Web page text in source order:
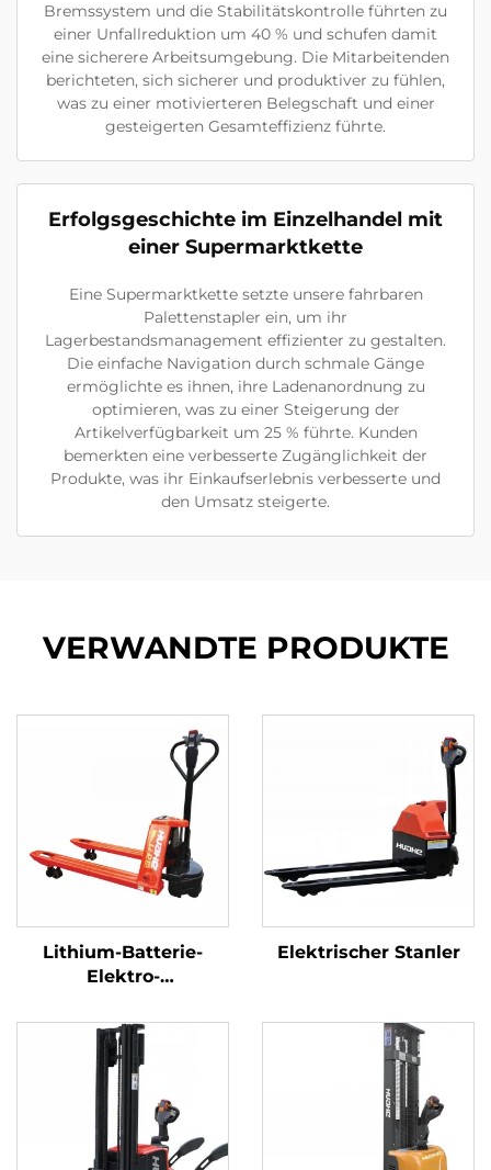
Bremssystem und die Stabilitätskontrolle führten zu
einer Unfallreduktion um 40 % und schufen damit
eine sicherere Arbeitsumgebung. Die Mitarbeitenden
berichteten, sich sicherer und produktiver zu fühlen,
was zu einer motivierteren Belegschaft und einer
gesteigerten Gesamteffizienz führte.
Erfolgsgeschichte im Einzelhandel mit
einer Supermarktkette
Eine Supermarktkette setzte unsere fahrbaren
Palettenstapler ein, um ihr
Lagerbestandsmanagement effizienter zu gestalten.
Die einfache Navigation durch schmale Gänge
ermöglichte es ihnen, ihre Ladenanordnung zu
optimieren, was zu einer Steigerung der
Artikelverfügbarkeit um 25 % führte. Kunden
bemerkten eine verbesserte Zugänglichkeit der
Produkte, was ihr Einkaufserlebnis verbesserte und
den Umsatz steigerte.
VERWANDTE PRODUKTE
Lithium-Batterie-
Elektro-
Elektrischer Stапler